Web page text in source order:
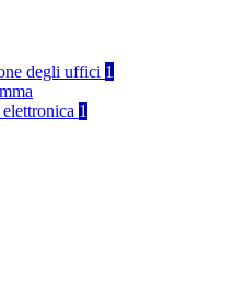
degli uffici 1
1